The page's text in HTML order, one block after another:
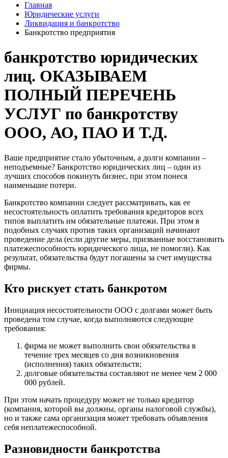
Главная
Юридические услуги
Ликвидация и банкротство
Банкротство предприятия
банкротство юридических
лиц. ОКАЗЫВАЕМ
ПОЛНЫЙ ПЕРЕЧЕНЬ
УСЛУГ по банкротству
ООО, АО, ПАО И Т.Д.
Ваше предприятие стало убыточным, а долги компании –
неподъемные? Банкротство юридических лиц – один из
лучших способов покинуть бизнес, при этом понеся
наименьшие потери.
Банкротство компании следует рассматривать, как ее
несостоятельность оплатить требования кредиторов всех
типов выплатить им обязательные платежи. При этом в
подобных случаях против таких организаций начинают
проведение дела (если другие меры, призванные восстановить
платежеспособность юридического лица, не помогли). Как
результат, обязательства будут погашены за счет имущества
фирмы.
Кто рискует стать банкротом
Инициация несостоятельности ООО с долгами может быть
проведена том случае, когда выполняются следующие
требования:
фирма не может выполнить свои обязательства в
течение трех месяцев со дня возникновения
(исполнения) таких обязательств;
долговые обязательства составляют не менее чем 2 000
000 рублей.
При этом начать процедуру может не только кредитор
(компания, которой вы должны, органы налоговой службы),
но и также сама организация может требовать объявления
себя неплатежеспособной.
Разновидности банкротства